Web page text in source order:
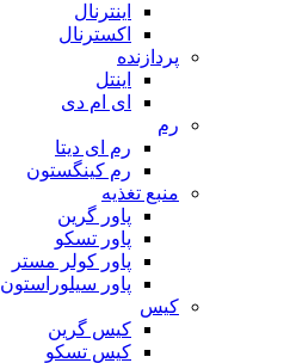
اینترنال
اکسترنال
پردازنده
اینتل
ای ام دی
رم
رم ای دیتا
رم کینگستون
منبع تغذیه
پاور گرین
پاور تسکو
پاور کولر مستر
پاور سیلوراستون
کیس
کیس گرین
کیس تسکو